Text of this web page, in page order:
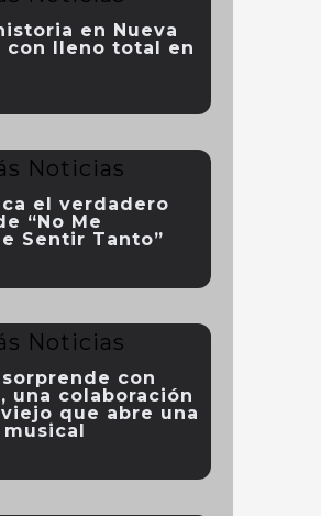
en Nueva
con lleno total en
el verdadero
“No Me
Sentir Tanto”
con
una colaboración
que abre una